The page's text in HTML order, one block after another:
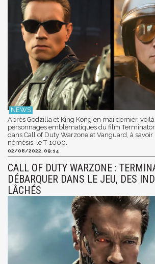
Après Godzilla et King Kong en mai dernier,
personnages emblématiques du film
dans Call of Duty Warzone et Vanguard, à
némésis, le T-1000.
02/08/2022, 09:14
CALL OF DUTY WARZONE :
DÉBARQUER DANS LE JEU, DES
LÂCHÉS